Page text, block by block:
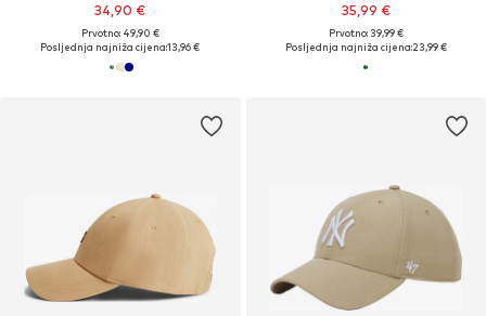
34,90 €
Prvotno: 49,90 €
Posljednja najniža cijena:13,96 €
35,99 €
Prvotno: 39,99 €
Posljednja najniža cijena:23,99 €